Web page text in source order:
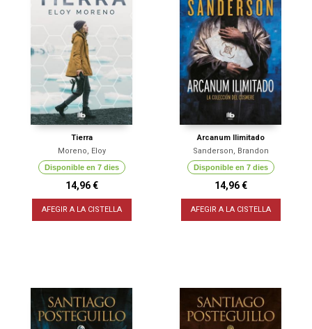
Tierra
Moreno, Eloy
Disponible en 7 dies
14,96 €
AFEGIR A LA CISTELLA
Arcanum Ilimitado
Sanderson, Brandon
Disponible en 7 dies
14,96 €
AFEGIR A LA CISTELLA